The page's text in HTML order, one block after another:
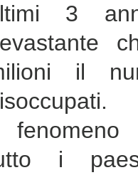
3
il
fenomeno
i